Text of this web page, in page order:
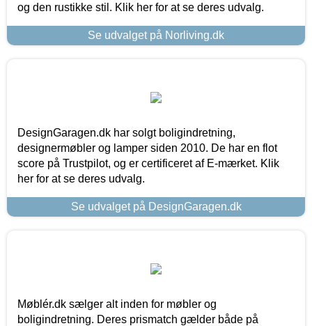
og den rustikke stil. Klik her for at se deres udvalg.
Se udvalget på Norliving.dk
DesignGaragen.dk har solgt boligindretning,
designermøbler og lamper siden 2010. De har en flot
score på Trustpilot, og er certificeret af E-mærket. Klik
her for at se deres udvalg.
Se udvalget på DesignGaragen.dk
Møblér.dk sælger alt inden for møbler og
boligindretning. Deres prismatch gælder både på